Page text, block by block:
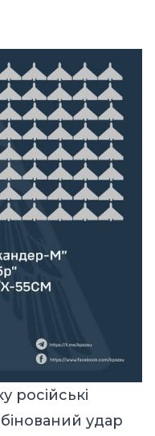
російські
удар